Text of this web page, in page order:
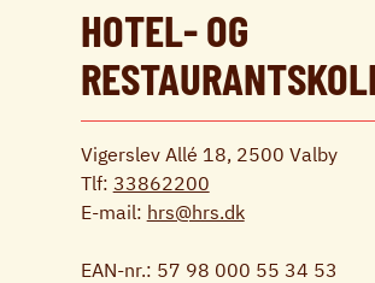
HOTEL- OG
Vigerslev Allé 18, 2500 Valby
Tlf: 33862200
E-mail: hrs@hrs.dk
EAN-nr.: 57 98 000 55 34 53